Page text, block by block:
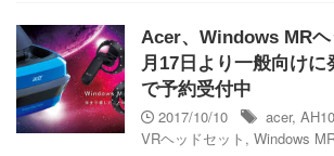
Acer、Windows MRヘ
月17日より一般向けに
で予約受付中
2017/10/10
acer,
VRヘッドセット , Windows